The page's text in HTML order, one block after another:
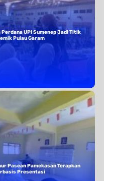
UPI Sumenep Jadi Titik
Pulau Garam
Pasean Pamekasan Terapkan
Presentasi